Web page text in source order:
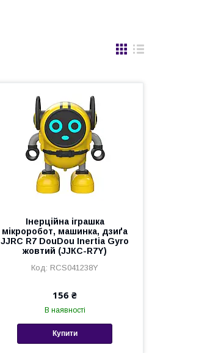
Інерційна іграшка
мікроробот, машинка, дзиґа
JJRC R7 DouDou Inertia Gyro
жовтий (JJКС-R7Y)
RCS041238Y
156 ₴
В наявності
Купити